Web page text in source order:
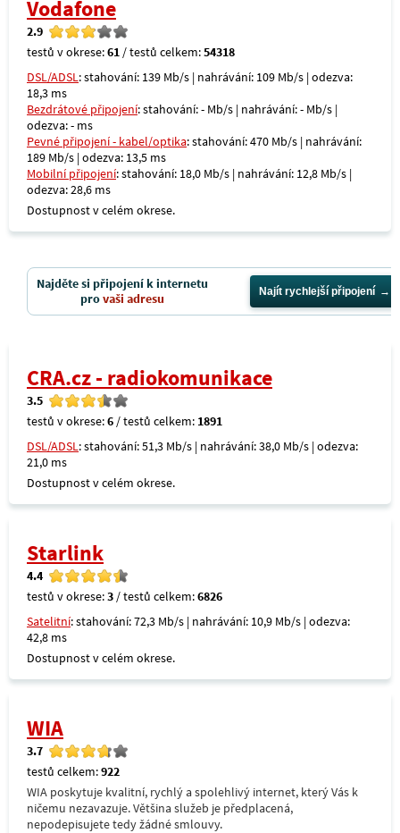
Vodafone
2.9
testů v okrese:61 / testů celkem:54318
DSL/ADSL: stahování: 139 Mb/s | nahrávání: 109 Mb/s | odezva:
18,3 ms
Bezdrátové připojení: stahování: - Mb/s | nahrávání: - Mb/s |
odezva: - ms
Pevné připojení - kabel/optika: stahování: 470 Mb/s | nahrávání:
189 Mb/s | odezva: 13,5 ms
Mobilní připojení: stahování: 18,0 Mb/s | nahrávání: 12,8 Mb/s |
odezva: 28,6 ms
Dostupnost v celém okrese.
Najděte si připojení k internetu
provaši adresu Najít rychlejší připojení
CRA.cz - radiokomunikace
3.5
testů v okrese:6 / testů celkem: 1891
DSL/ADSL: stahování: 51,3 Mb/s | nahrávání: 38,0 Mb/s | odezva:
21,0 ms
Dostupnost v celém okrese.
Starlink
4.4
testů v okrese:3 / testů celkem:6826
Satelitní: stahování: 72,3 Mb/s | nahrávání: 10,9 Mb/s | odezva:
42,8 ms
Dostupnost v celém okrese.
WIA
3.7
testů celkem:922
WIA poskytuje kvalitní, rychlý a spolehlivý internet, který Vás k
ničemu nezavazuje. Většina služeb je předplacená,
nepodepisujete tedy žádné smlouvy.